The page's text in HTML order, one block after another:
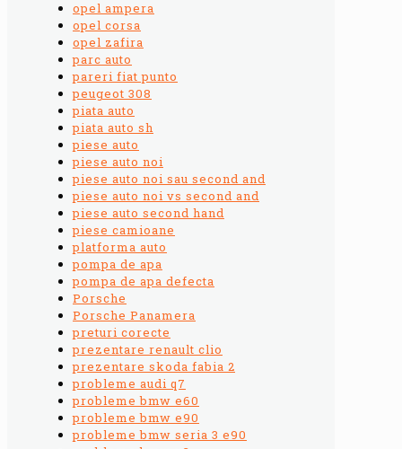
opel ampera
opel corsa
opel zafira
parc auto
pareri fiat punto
peugeot 308
piata auto
piata auto sh
piese auto
piese auto noi
piese auto noi sau second and
piese auto noi vs second and
piese auto second hand
piese camioane
platforma auto
pompa de apa
pompa de apa defecta
Porsche
Porsche Panamera
preturi corecte
prezentare renault clio
prezentare skoda fabia 2
probleme audi q7
probleme bmw e60
probleme bmw e90
probleme bmw seria 3 e90